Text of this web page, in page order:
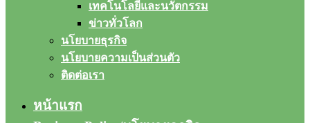
เทคโนโลยีและนวัตกรรม
ข่าวทั่วโลก
นโยบายธุรกิจ
นโยบายความเป็นส่วนตัว
ติดต่อเรา
หน้าแรก